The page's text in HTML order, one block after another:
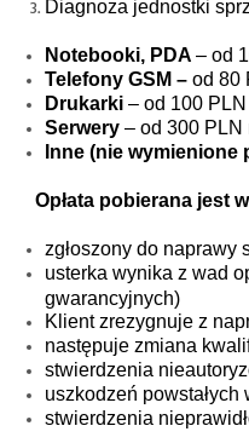
Diagnoza jednostki
Notebooki, PDA– od
Telefony GSM – od 80
Drukarki– od 100
Serwery – od 300 PLN
Inne (nie wymienione
Opłata pobierana jest w
zgłoszony do naprawy
usterka wynika z wad
gwarancyjnych)
Klient zrezygnuje z
następuje zmiana
stwierdzenia
uszkodzeń
stwierdzenia